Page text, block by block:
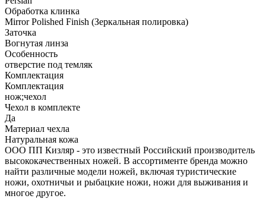
Обработка клинка
Mirror Polished Finish (Зеркальная полировка)
Заточка
Вогнутая линза
Особенность
отверстие под темляк
Комплектация
Комплектация
нож;чехол
Чехол в комплекте
Да
Материал чехла
Натуральная кожа
ООО ПП Кизляр - это известный Российский производитель
высококачественных ножей. В ассортименте бренда можно
найти различные модели ножей, включая туристические
ножи, охотничьи и рыбацкие ножи, ножи для выживания и
многое другое.